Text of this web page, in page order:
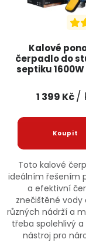
Kalové
čerpadlo do
septiku 1600W
1 399 Kč/
Toto kalové
ideálním řešením
a efektivní
znečištěné vody
různých nádrží a
třeba spolehlivý
nástroj pro